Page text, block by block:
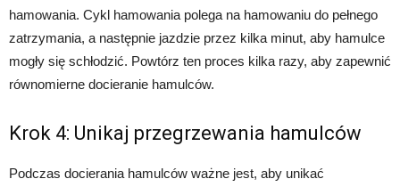
hamowania. Cykl hamowania polega na hamowaniu do pełnego
zatrzymania, a następnie jazdzie przez kilka minut, aby hamulce
mogły się schłodzić. Powtórz ten proces kilka razy, aby zapewnić
równomierne docieranie hamulców.
Krok 4: Unikaj przegrzewania hamulców
Podczas docierania hamulców ważne jest, aby unikać